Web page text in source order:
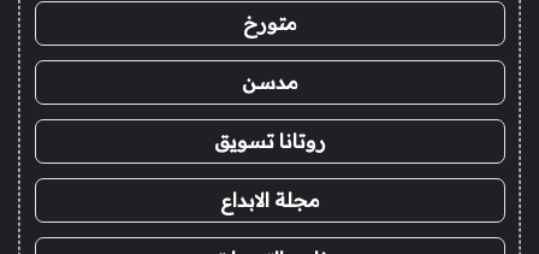
متورخ
مدسن
روتانا تسويق
مجلة الابداع